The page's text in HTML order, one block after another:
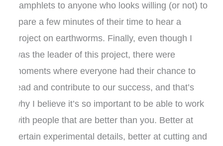
pamphlets to anyone who looks willing (or not) to
spare a few minutes of their time to hear a
project on earthworms. Finally, even though I
was the leader of this project, there were
moments where everyone had their chance to
lead and contribute to our success, and that’s
why I believe it’s so important to be able to work
with people that are better than you. Better at
certain experimental details, better at cutting and